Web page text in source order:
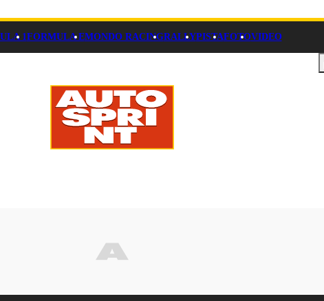
1FORMULA EMONDO RACINGRALLYPISTAFOTOVIDEO